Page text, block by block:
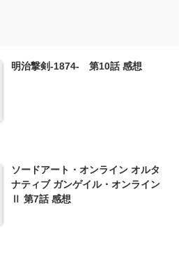
明治撃剣-1874- 第10話 感想
ソードアート・オンライン オルタ
ナティブ ガンゲイル・オンライン
Ⅱ 第7話 感想